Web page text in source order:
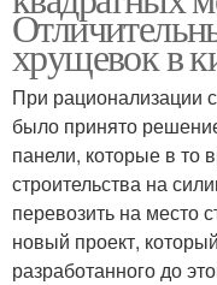
хрущевок в
При рационализации
было принято
панели, которые в то
строительства на
перевозить на место
новый проект,
разработанного до